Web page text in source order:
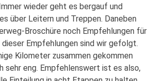
wieder geht es bergauf und
über Leitern und Treppen. Daneben
Broschüre noch Empfehlungen für
Empfehlungen sind wir gefolgt.
Kilometer zusammen gekommen
sehr eng. Empfehlenswert ist es also,